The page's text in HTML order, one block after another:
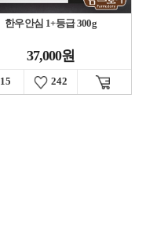
한우안심 1+등급 300g
37,000원
15 242